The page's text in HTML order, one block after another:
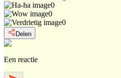
0
0
0
Delen
Een reactie